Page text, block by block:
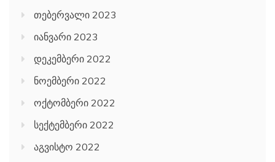
თებერვალი 2023
იანვარი 2023
დეკემბერი 2022
ნოემბერი 2022
ოქტომბერი 2022
სექტემბერი 2022
აგვისტო 2022